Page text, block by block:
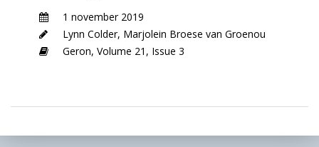
1 november 2019
Lynn Colder, Marjolein Broese van Groenou
Geron, Volume 21, Issue 3